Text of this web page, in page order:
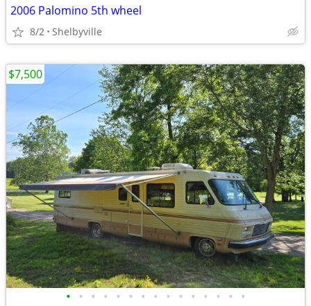
2006 Palomino 5th wheel
8/2 Shelbyville
• • • • • • • • • • • • • • •
$7,500